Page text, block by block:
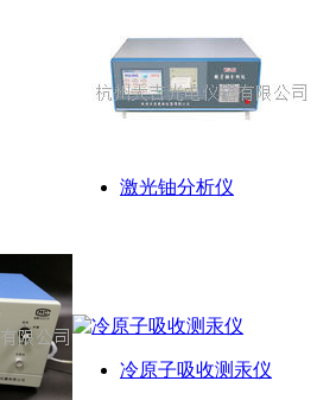
激光铀分析仪
冷原子吸收测汞仪